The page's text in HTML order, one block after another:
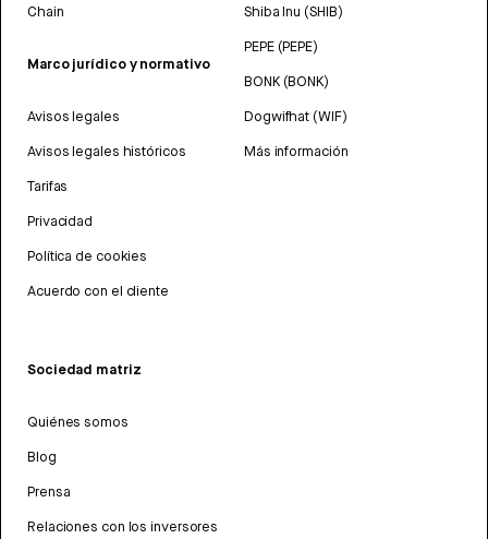
Chain
Marco jurídico y normativo
Avisos legales
Avisos legales históricos
Tarifas
Privacidad
Política de cookies
Acuerdo con el cliente
Shiba Inu (SHIB)
PEPE (PEPE)
BONK (BONK)
Dogwifhat (WIF)
Más información
Sociedad matriz
Quiénes somos
Blog
Prensa
Relaciones con los inversores